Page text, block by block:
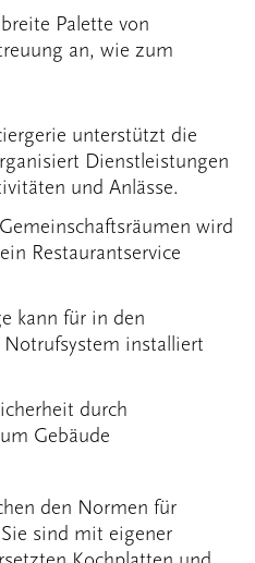
Palette von
an, wie zum
unterstützt die
Dienstleistungen
und Anlässe.
wird
Restaurantservice
kann für in den
installiert
durch
Gebäude
den Normen für
sind mit eigener